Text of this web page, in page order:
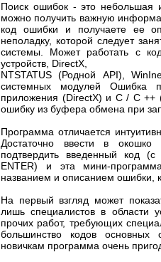
Поиск ошибок - это небольшая
можно получить важную
код ошибки и получаете ее
неполадку, которой следует
системы. Может работать с
устройств, DirectX,
NTSTATUS (Родной API),
системных модулей Ошибка
приложения (DirectX) и С / С ++
ошибку из буфера обмена при
Программа отличается
Достаточно ввести в
подтвердить введенный код
ENTER) и эта мини-
названием и описанием ошибки,
На первый взгляд может
лишь специалистов в области
прочих работ, требующих
большинство кодов основных
новичкам программа очень